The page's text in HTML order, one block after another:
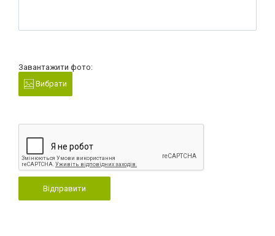
Завантажити фото:
Вибрати
Відправити